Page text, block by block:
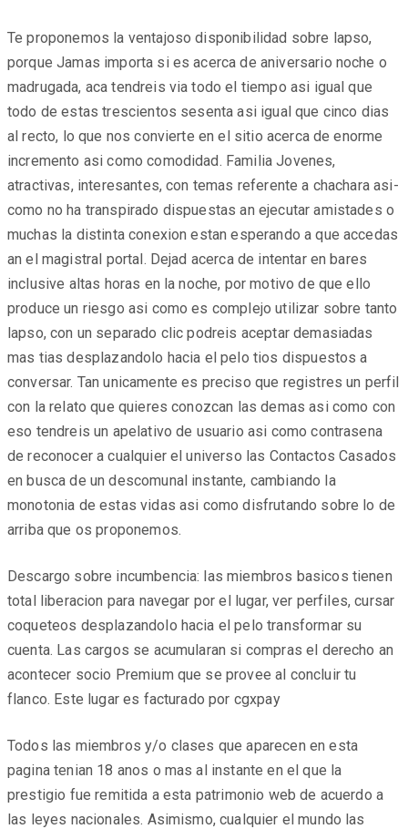
Te proponemos la ventajoso disponibilidad sobre lapso,
porque Jamas importa si es acerca de aniversario noche o
madrugada, aca tendreis via todo el tiempo asi­ igual que
todo de estas trescientos sesenta asi­ igual que cinco dias
al recto, lo que nos convierte en el sitio acerca de enorme
incremento asi­ como comodidad. Familia Jovenes,
atractivas, interesantes, con temas referente a chachara asi­
como no ha transpirado dispuestas an ejecutar amistades o
muchas la distinta conexion estan esperando a que accedas
an el magistral portal. Dejad acerca de intentar en bares
inclusive altas horas en la noche, por motivo de que ello
produce un riesgo asi­ como es complejo utilizar sobre tanto
lapso, con un separado clic podreis aceptar demasiadas
mas tias desplazandolo hacia el pelo tios dispuestos a
conversar. Tan unicamente es preciso que registres un perfil
con la relato que quieres conozcan las demas asi­ como con
eso tendreis un apelativo de usuario asi­ como contrasena
de reconocer a cualquier el universo las Contactos Casados
en busca de un descomunal instante, cambiando la
monotonia de estas vidas asi­ como disfrutando sobre lo de
arriba que os proponemos.
Descargo sobre incumbencia: las miembros basicos tienen
total liberacion para navegar por el lugar, ver perfiles, cursar
coqueteos desplazandolo hacia el pelo transformar su
cuenta. Las cargos se acumularan si compras el derecho an
acontecer socio Premium que se provee al concluir tu
flanco. Este lugar es facturado por cgxpay
Todos las miembros y/o clases que aparecen en esta
pagina tenian 18 anos o mas al instante en el que la
prestigio fue remitida a esta patrimonio web de acuerdo a
las leyes nacionales. Asimismo, cualquier el mundo las